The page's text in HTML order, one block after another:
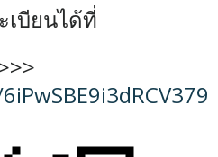
เบียนได้ที่